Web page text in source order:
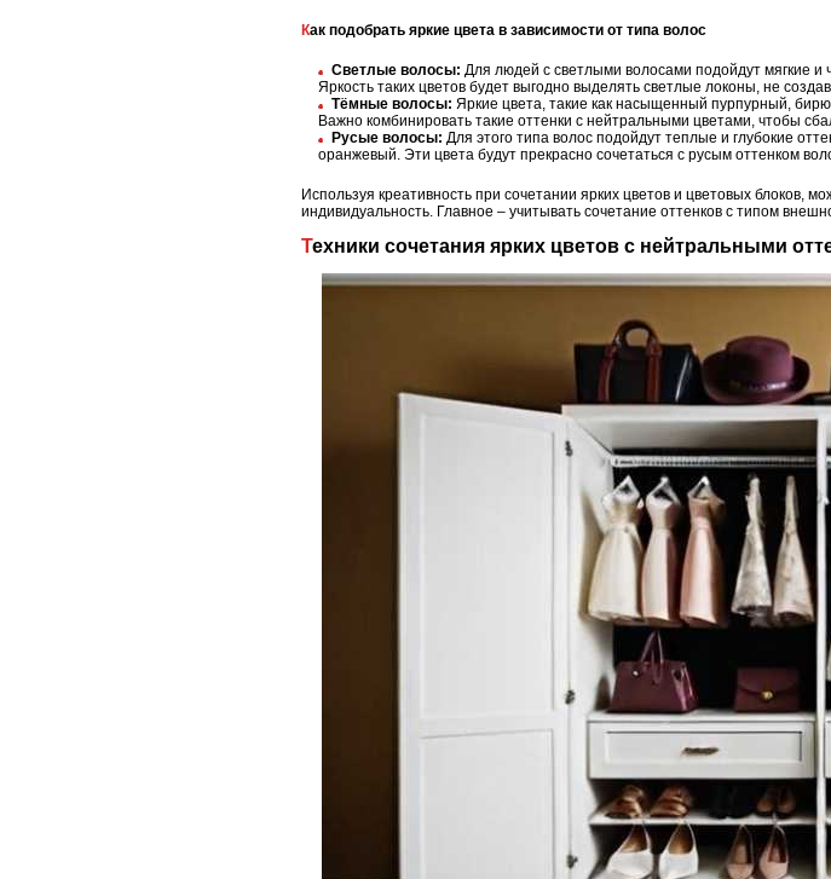
Как подобрать яркие цвета в зависимости от типа волос
Светлые волосы: Для людей с светлыми волосами подойдут мягкие и
Яркость таких цветов будет выгодно выделять светлые локоны, не
Тёмные волосы: Яркие цвета, такие как насыщенный пурпурный,
Важно комбинировать такие оттенки с нейтральными цветами, чтобы
Русые волосы: Для этого типа волос подойдут теплые и глубокие
оранжевый. Эти цвета будут прекрасно сочетаться с русым оттенком
Используя креативность при сочетании ярких цветов и цветовых блоков,
индивидуальность. Главное – учитывать сочетание оттенков с типом
Техники сочетания ярких цветов с нейтральными